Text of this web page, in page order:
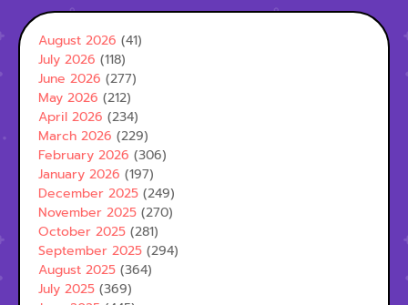
August 2026 (41)
July 2026 (118)
June 2026 (277)
May 2026 (212)
April 2026 (234)
March 2026 (229)
February 2026 (306)
January 2026 (197)
December 2025 (249)
November 2025 (270)
October 2025 (281)
September 2025 (294)
August 2025 (364)
July 2025 (369)